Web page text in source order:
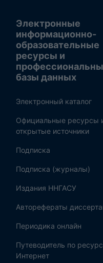
Электронные
информационно-
образовательные
ресурсы и
базы данных
Электронный каталог
Официальные ресурсы
открытые источники
Подписка
Подписка (журналы)
Издания ННГАСУ
Авторефераты
Периодика онлайн
Путеводитель по
Интернет